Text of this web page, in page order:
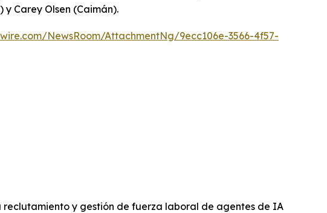
y Carey Olsen (Caimán).
NewsRoom/AttachmentNg/9ecc106e-3566-4f57-
y gestión de fuerza laboral de agentes de IA